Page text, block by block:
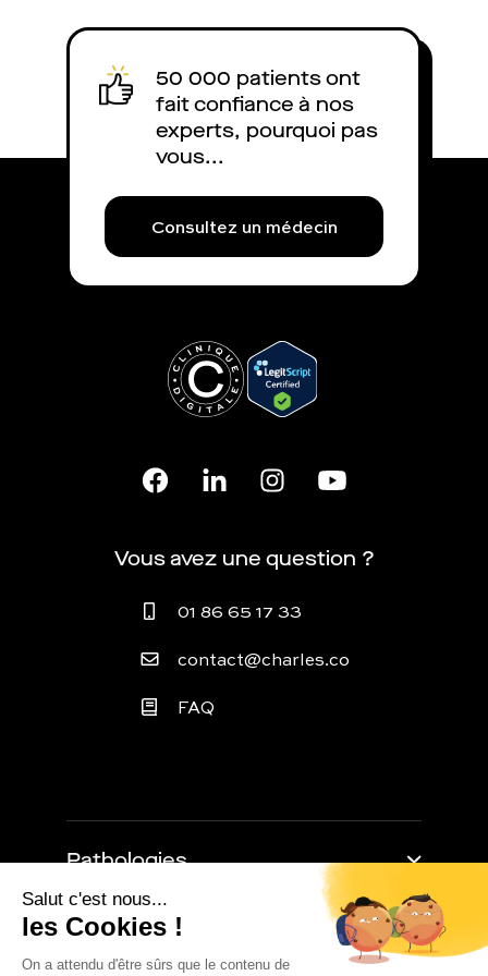
50 000 patients ont
fait confiance à nos
experts, pourquoi pas
vous...
Consultez un médecin
Vous avez une question ?
01 86 65 17 33
contact@charles.co
FAQ
Pathologies
Trouble de l'érection
Retarder l'éjaculation
Baisse de libido
À propos